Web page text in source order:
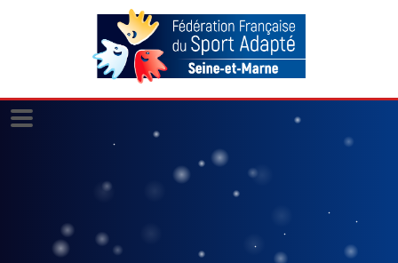
Panneau de gestion des cookies